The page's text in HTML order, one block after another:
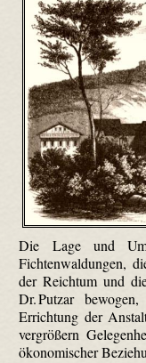
Die Lage und
Fichtenwaldungen,
der Reichtum und
Dr. Putzar
Errichtung der
vergrößern
ökonomischer